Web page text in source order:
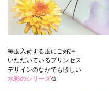
毎度入荷する度にご好評
いただいているプリンセス
デザインのなかでも珍しい
水彩のシリーズ🎨